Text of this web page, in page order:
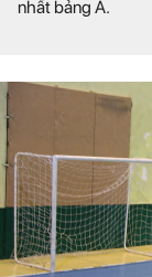
nhất bảng A.